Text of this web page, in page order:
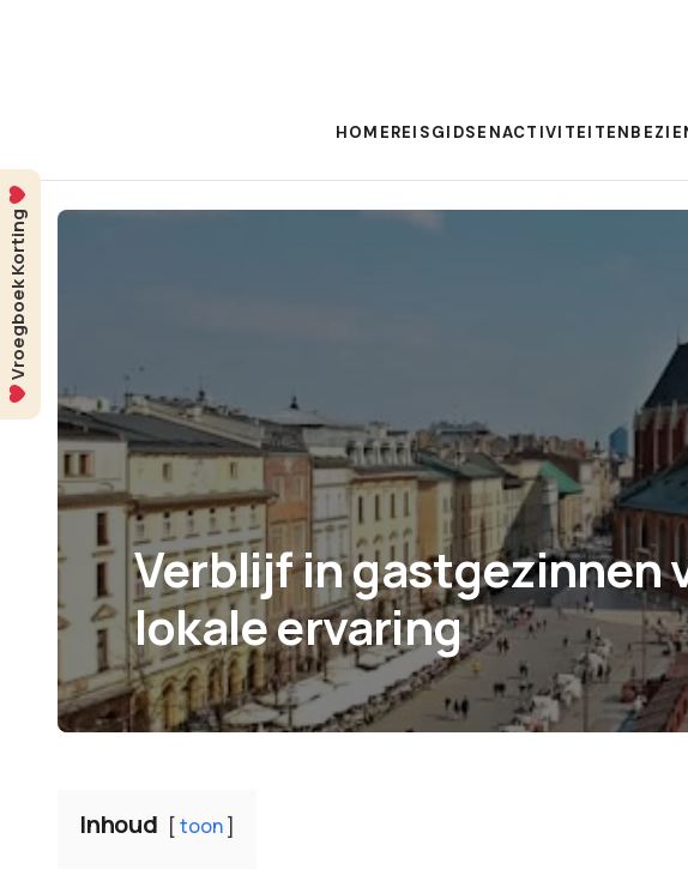
HOMEREISGIDSENACTIVITEITEN
Verblijf in gastgezinnen
lokale ervaring
Inhoud toon
Vroegboek Korting